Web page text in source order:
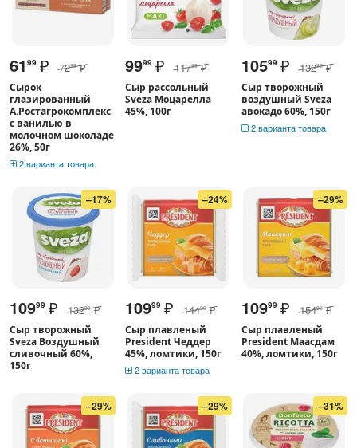
61 99 ₽ 7299 ₽
Сырок
глазированный
А.Ростагрокомплекс
с ванилью в
молочном шоколаде
26%, 50г
2 варианта товара
9999 ₽ 11799 ₽
Сыр рассольный
Sveza Моцарелла
45%, 100г
10599 ₽ 13299 ₽
Сыр творожный
воздушный Sveza
авокадо 60%, 150г
2 варианта товара
–17%
10999 ₽ 13299 ₽
Сыр творожный
Sveza Воздушный
сливочный 60%,
150г
–24%
10999 ₽ 14499 ₽
Сыр плавленый
President Чеддер
45%, ломтики, 150г
2 варианта товара
–29%
10999 ₽ 15499 ₽
Сыр плавленый
President Маасдам
40%, ломтики, 150г
–29% –29% –31%